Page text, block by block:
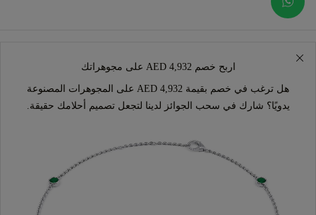
اربح خصم AED 4,932 على مجوهراتك
هل ترغب في خصم بقيمة AED 4,932 على المجوهرات المصنوعة
يدويًا؟ شارك في سحب الجوائز لدينا لتجعل تصميم أحلامك حقيقة.